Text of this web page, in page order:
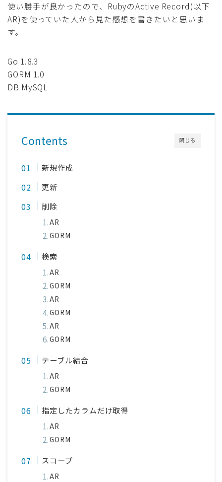
使い勝手が良かったので、RubyのActive Record(以下
AR)を使っていた人から見た感想を書きたいと思いま
す。
Go 1.8.3
GORM 1.0
DB MySQL
閉じる
Contents
新規作成
更新
削除
AR
GORM
検索
AR
GORM
AR
GORM
AR
GORM
テーブル結合
AR
GORM
指定したカラムだけ取得
AR
GORM
スコープ
AR